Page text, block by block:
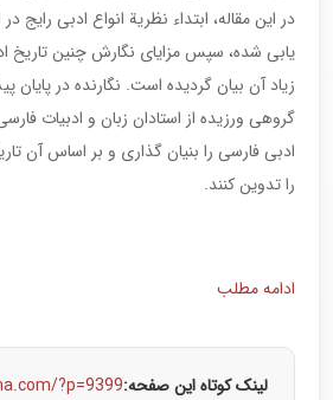
در این مقاله، ابتداء نظرية انواع ادبی رایج
یابی شده، سپس مزایای نگارش چنین تاریخ
زیاد آن بیان گردیده است. نگارنده در پایان
گروهی ورزیده از استادان زبان و ادبیات
ادبی فارسی را بنیان گذاری و بر اساس آن
را تدوین کنند.
ادامه مطلب
لینک کوتاه این صفحه:?p=9399